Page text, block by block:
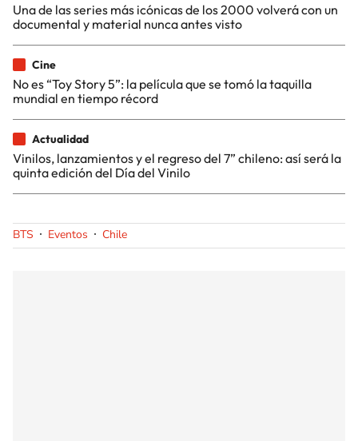
Una de las series más icónicas de los 2000 volverá con un
documental y material nunca antes visto
Cine
No es “Toy Story 5”: la película que se tomó la taquilla
mundial en tiempo récord
Actualidad
Vinilos, lanzamientos y el regreso del 7” chileno: así será la
quinta edición del Día del Vinilo
BTS Eventos Chile